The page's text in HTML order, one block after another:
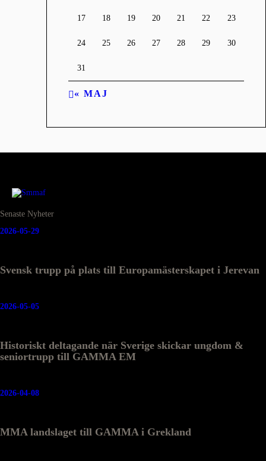
17 18 19 20 21 22 23
24 25 26 27 28 29 30
31
« MAJ
Senaste Nyheter
Svensk trupp på plats till Europamästerskapet i Jerevan
2026-05-29
Historiskt deltagande när Sverige skickar ungdom &
seniortrupp till GAMMA EM
2026-05-05
MMA landslaget till GAMMA i Grekland
2026-04-08